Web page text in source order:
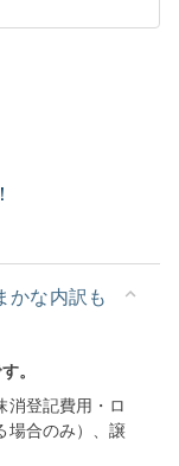
かな内訳も
。
消登記費用・ロ
場合のみ）、譲